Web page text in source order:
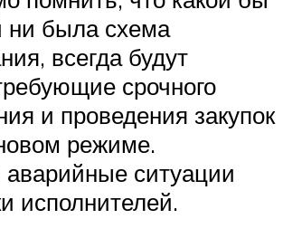
ни была схема
всегда будут
срочного
и проведения закупок
режиме.
ситуации
исполнителей.